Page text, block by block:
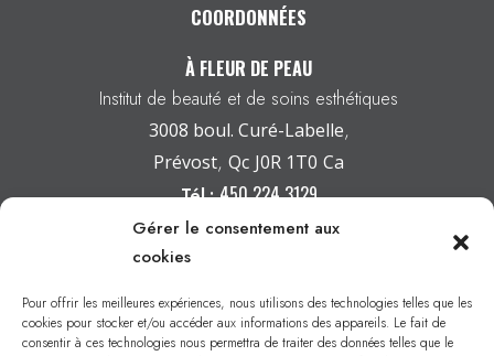
Gérer le consentement aux
cookies
Pour offrir les meilleures expériences, nous utilisons des technologies telles que les
cookies pour stocker et/ou accéder aux informations des appareils. Le fait de
consentir à ces technologies nous permettra de traiter des données telles que le
COORDONNÉES
À FLEUR DE PEAU
Institut de beauté et de soins esthétiques
3008 boul. Curé-Labelle,
Prévost,Qc J0R 1T0 Ca
Tél.:450 224 3129
Courriel :INFO@AFLEURDEPEAU.CA
HEURES D'OUVERTURE